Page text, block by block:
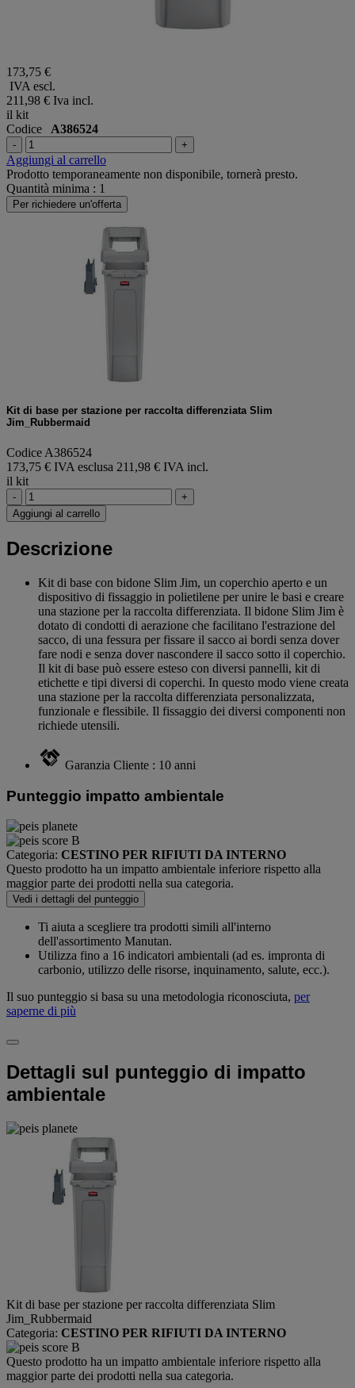
173,75 €
IVA escl.
211,98 € Iva incl.
il kit
Codice A386524
- +
Aggiungi al carrello
Prodotto temporaneamente non disponibile, tornerà presto.
Quantità minima : 1
Per richiedere un'offerta
Kit di base per stazione per raccolta differenziata Slim
Jim_Rubbermaid
Codice A386524
173,75 € IVA esclusa 211,98 € IVA incl.
il kit
-
+
Aggiungi al carrello
Descrizione
Kit di base con bidone Slim Jim, un coperchio aperto e un
dispositivo di fissaggio in polietilene per unire le basi e creare
una stazione per la raccolta differenziata. Il bidone Slim Jim è
dotato di condotti di aerazione che facilitano l'estrazione del
sacco, di una fessura per fissare il sacco ai bordi senza dover
fare nodi e senza dover nascondere il sacco sotto il coperchio.
Il kit di base può essere esteso con diversi pannelli, kit di
etichette e tipi diversi di coperchi. In questo modo viene creata
una stazione per la raccolta differenziata personalizzata,
funzionale e flessibile. Il fissaggio dei diversi componenti non
richiede utensili.
Garanzia Cliente : 10 anni
Punteggio impatto ambientale
Categoria: CESTINO PER RIFIUTI DA INTERNO
Questo prodotto ha un impatto ambientale inferiore rispetto alla
maggior parte dei prodotti nella sua categoria.
Vedi i dettagli del punteggio
Ti aiuta a scegliere tra prodotti simili all'interno
dell'assortimento Manutan.
Utilizza fino a 16 indicatori ambientali (ad es. impronta di
carbonio, utilizzo delle risorse, inquinamento, salute, ecc.).
Il suo punteggio si basa su una metodologia riconosciuta, per
saperne di più
Dettagli sul punteggio di impatto
ambientale
Kit di base per stazione per raccolta differenziata Slim
Jim_Rubbermaid
Categoria: CESTINO PER RIFIUTI DA INTERNO
Questo prodotto ha un impatto ambientale inferiore rispetto alla
maggior parte dei prodotti nella sua categoria.